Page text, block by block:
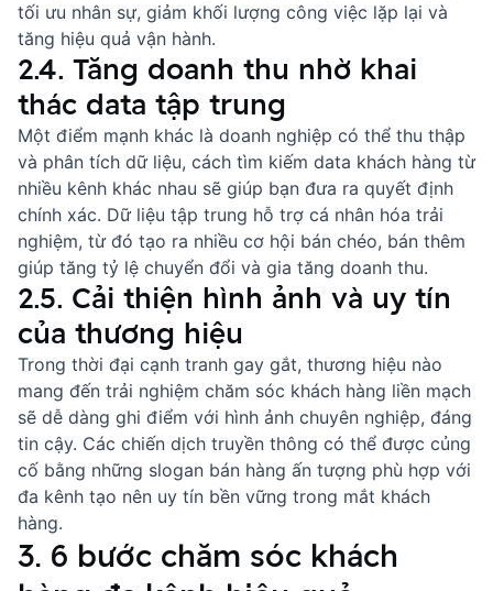
tối ưu nhân sự, giảm khối lượng công việc lặp lại và
tăng hiệu quả vận hành.
2.4. Tăng doanh thu nhờ khai
thác data tập trung
Một điểm mạnh khác là doanh nghiệp có thể thu thập
và phân tích dữ liệu, cách tìm kiếm data khách hàng từ
nhiều kênh khác nhau sẽ giúp bạn đưa ra quyết định
chính xác. Dữ liệu tập trung hỗ trợ cá nhân hóa trải
nghiệm, từ đó tạo ra nhiều cơ hội bán chéo, bán thêm
giúp tăng tỷ lệ chuyển đổi và gia tăng doanh thu.
2.5. Cải thiện hình ảnh và uy tín
của thương hiệu
Trong thời đại cạnh tranh gay gắt, thương hiệu nào
mang đến trải nghiệm chăm sóc khách hàng liền mạch
sẽ dễ dàng ghi điểm với hình ảnh chuyên nghiệp, đáng
tin cậy. Các chiến dịch truyền thông có thể được củng
cố bằng những slogan bán hàng ấn tượng phù hợp với
đa kênh tạo nên uy tín bền vững trong mắt khách
hàng.
3. 6 bước chăm sóc khách